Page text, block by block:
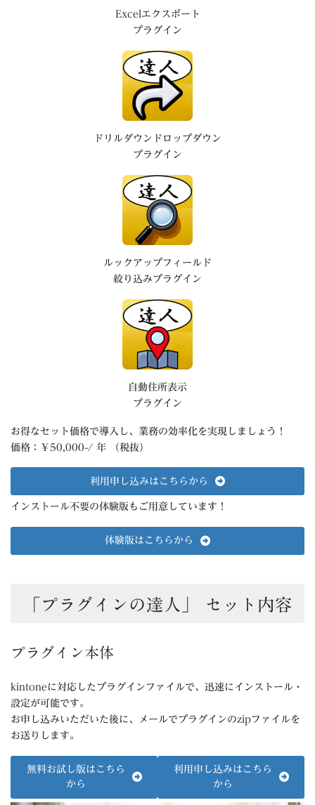
Excelエクスポート
プラグイン
ドリルダウンドロップダウン
プラグイン
ルックアップフィールド
絞り込みプラグイン
自動住所表示
プラグイン
お得なセット価格で導入し、業務の効率化を実現しましょう！
価格：￥50,000-/ 年 （税抜）
利用申し込みはこちらから
インストール不要の体験版もご用意しています！
体験版はこちらから
「プラグインの達人」 セット内容
プラグイン本体
kintoneに対応したプラグインファイルで、迅速にインストール・
設定が可能です。
お申し込みいただいた後に、メールでプラグインのzipファイルを
お送りします。
無料お試し版はこちら
から
利用申し込みはこちら
から